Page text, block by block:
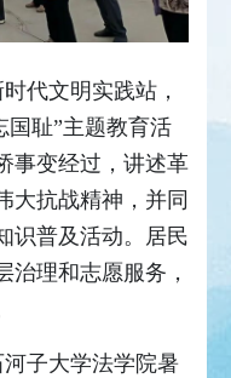
代文明实践站，
国耻”主题教育活
事变经过，讲述革
大抗战精神，并同
识普及活动。居民
治理和志愿服务，
子大学法学院暑